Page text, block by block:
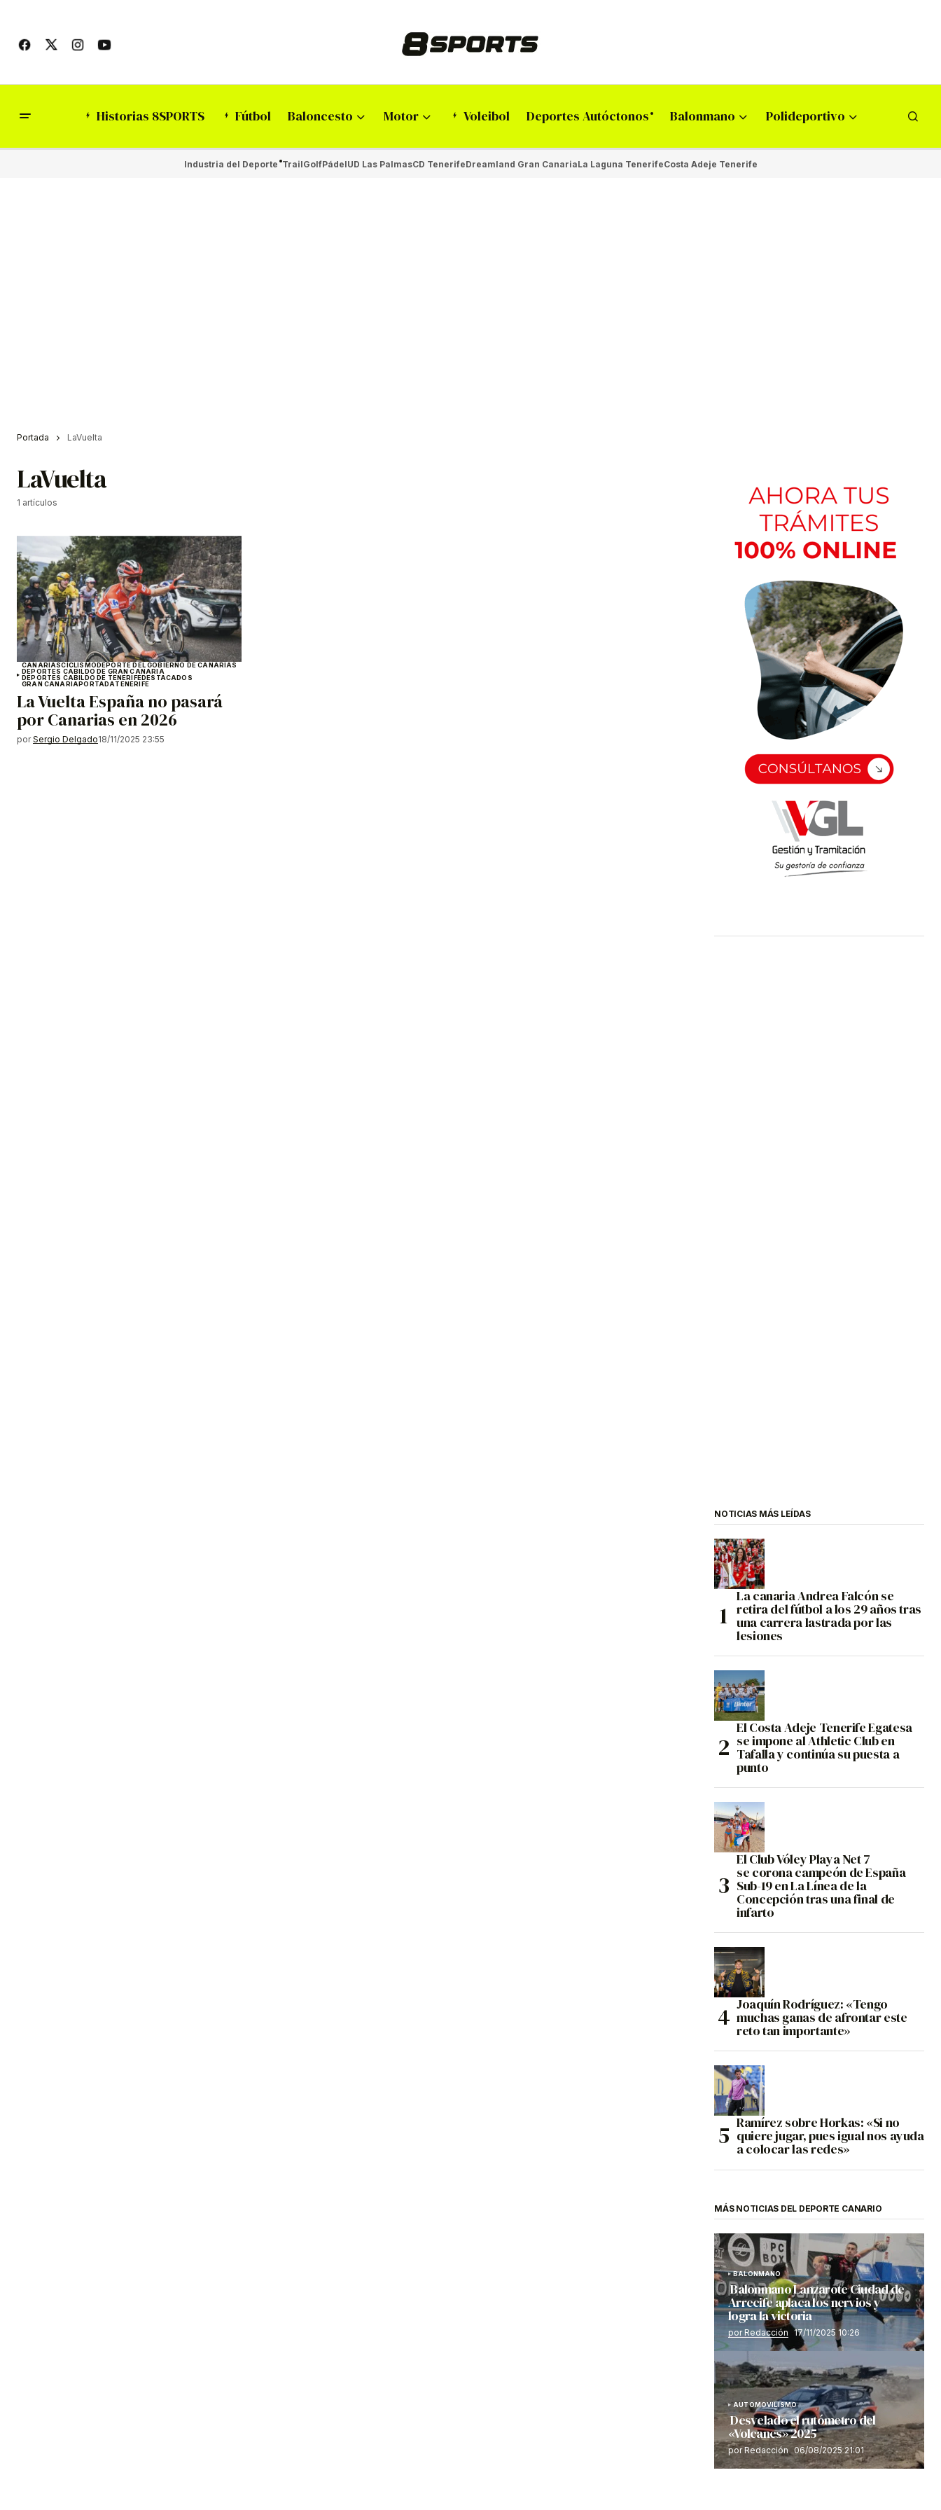
Historias 8SPORTS Fútbol Baloncesto Motor Voleibol Deportes Autóctonos Balonmano Polideportivo
Industria del Deporte TrailGolfPádelUD Las PalmasCD TenerifeDreamland Gran CanariaLa Laguna TenerifeCosta Adeje Tenerife
Portada LaVuelta
LaVuelta
1 artículos
CANARIASCICLISMODEPORTE DEL GOBIERNO DE CANARIAS
DEPORTES CABILDO DE GRAN CANARIA
DEPORTES CABILDO DE TENERIFEDESTACADOS
GRAN CANARIAPORTADATENERIFE
La Vuelta España no pasará
por Canarias en 2026
por Sergio Delgado18/11/2025 23:55
NOTICIAS MÁS LEÍDAS
La canaria Andrea Falcón se
retira del fútbol a los 29 años tras
una carrera lastrada por las
lesiones
El Costa Adeje Tenerife Egatesa
se impone al Athletic Club en
Tafalla y continúa su puesta a
punto
El Club Vóley Playa Net 7
se corona campeón de España
Sub-19 en La Línea de la
Concepción tras una final de
infarto
Joaquín Rodríguez: «Tengo
muchas ganas de afrontar este
reto tan importante»
Ramírez sobre Horkas: «Si no
quiere jugar, pues igual nos ayuda
a colocar las redes»
MÁS NOTICIAS DEL DEPORTE CANARIO
BALONMANO
Balonmano Lanzarote Ciudad de
Arrecife aplaca los nervios y
logra la victoria
por Redacción 17/11/2025 10:26
AUTOMOVILISMO
Desvelado el rutómetro del
«Volcanes» 2025
por Redacción 06/08/2025 21:01